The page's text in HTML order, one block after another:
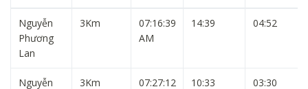
Nguyễn
Phương
Lan
3Km
07:16:39
AM
14:39 04:52
Nguyễn
3Km
07:27:12
10:33 03:30